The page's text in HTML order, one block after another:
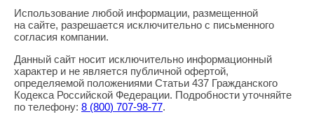
Правовая информация
Использование любой информации, размещенной
на сайте, разрешается исключительно с письменного
согласия компании.
Данный сайт носит исключительно информационный
характер и не является публичной офертой,
определяемой положениями Статьи 437 Гражданского
Кодекса Российской Федерации. Подробности уточняйте
по телефону: 8 (800) 707-98-77.